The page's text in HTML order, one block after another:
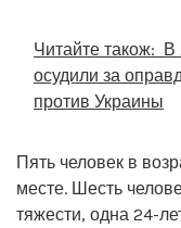
Читайте також: В
осудили за
против Украины
Пять человек в
месте. Шесть
тяжести, одна 24-